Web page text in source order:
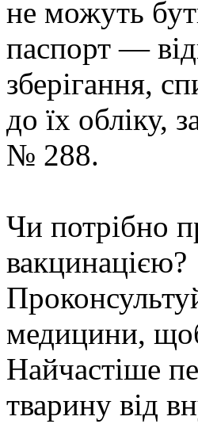
не можуть
паспорт —
зберігання,
до їх обліку,
№ 288.
Чи потрібно
вакцинацією?
медицини,
Найчастіше
тварину від